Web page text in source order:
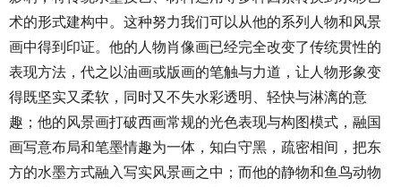
术的形式建构中。这种努力我们可以从他的系列人物和风景
画中得到印证。他的人物肖像画已经完全改变了传统贯性的
表现方法，代之以油画或版画的笔触与力道，让人物形象变
得既坚实又柔软，同时又不失水彩透明、轻快与淋漓的意
趣；他的风景画打破西画常规的光色表现与构图模式，融国
画写意布局和笔墨情趣为一体，知白守黑，疏密相间，把东
方的水墨方式融入写实风景画之中；而他的静物和鱼鸟动物